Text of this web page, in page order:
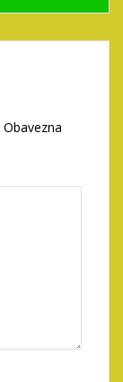
Obavezna